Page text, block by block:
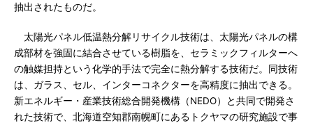
抽出されたものだ。
太陽光パネル低温熱分解リサイクル技術は、太陽光パネルの構
成部材を強固に結合させている樹脂を、セラミックフィルターへ
の触媒担持という化学的手法で完全に熱分解する技術だ。同技術
は、ガラス、セル、インターコネクターを高精度に抽出できる。
新エネルギー・産業技術総合開発機構（NEDO）と共同で開発さ
れた技術で、北海道空知郡南幌町にあるトクヤマの研究施設で事